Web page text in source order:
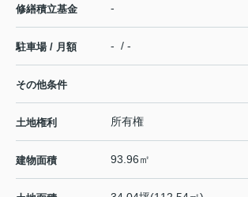
修繕積立基金 -
駐車場 / 月額 - / -
その他条件
土地権利 所有権
建物面積 93.96㎡